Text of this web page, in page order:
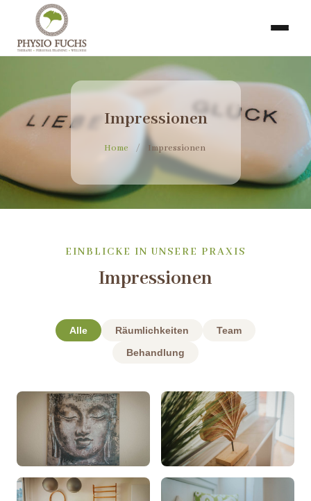
Impressionen
Home / Impressionen
EINBLICKE IN UNSERE PRAXIS
Impressionen
Alle Räumlichkeiten
Team
Behandlung